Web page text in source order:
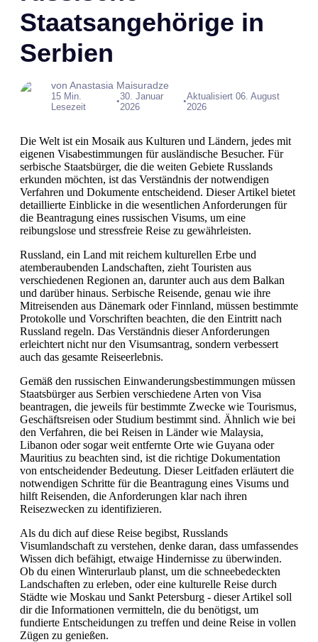
Staatsangehörige in
Serbien
von Anastasia Maisuradze
15 Min.
Lesezeit
•30. Januar
2026
•Aktualisiert 06. August
2026
Die Welt ist ein Mosaik aus Kulturen und Ländern, jedes mit
eigenen Visabestimmungen für ausländische Besucher. Für
serbische Staatsbürger, die die weiten Gebiete Russlands
erkunden möchten, ist das Verständnis der notwendigen
Verfahren und Dokumente entscheidend. Dieser Artikel bietet
detaillierte Einblicke in die wesentlichen Anforderungen für
die Beantragung eines russischen Visums, um eine
reibungslose und stressfreie Reise zu gewährleisten.
Russland, ein Land mit reichem kulturellen Erbe und
atemberaubenden Landschaften, zieht Touristen aus
verschiedenen Regionen an, darunter auch aus dem Balkan
und darüber hinaus. Serbische Reisende, genau wie ihre
Mitreisenden aus Dänemark oder Finnland, müssen bestimmte
Protokolle und Vorschriften beachten, die den Eintritt nach
Russland regeln. Das Verständnis dieser Anforderungen
erleichtert nicht nur den Visumsantrag, sondern verbessert
auch das gesamte Reiseerlebnis.
Gemäß den russischen Einwanderungsbestimmungen müssen
Staatsbürger aus Serbien verschiedene Arten von Visa
beantragen, die jeweils für bestimmte Zwecke wie Tourismus,
Geschäftsreisen oder Studium bestimmt sind. Ähnlich wie bei
den Verfahren, die bei Reisen in Länder wie Malaysia,
Libanon oder sogar weit entfernte Orte wie Guyana oder
Mauritius zu beachten sind, ist die richtige Dokumentation
von entscheidender Bedeutung. Dieser Leitfaden erläutert die
notwendigen Schritte für die Beantragung eines Visums und
hilft Reisenden, die Anforderungen klar nach ihren
Reisezwecken zu identifizieren.
Als du dich auf diese Reise begibst, Russlands
Visumlandschaft zu verstehen, denke daran, dass umfassendes
Wissen dich befähigt, etwaige Hindernisse zu überwinden.
Ob du einen Winterurlaub planst, um die schneebedeckten
Landschaften zu erleben, oder eine kulturelle Reise durch
Städte wie Moskau und Sankt Petersburg - dieser Artikel soll
dir die Informationen vermitteln, die du benötigst, um
fundierte Entscheidungen zu treffen und deine Reise in vollen
Zügen zu genießen.